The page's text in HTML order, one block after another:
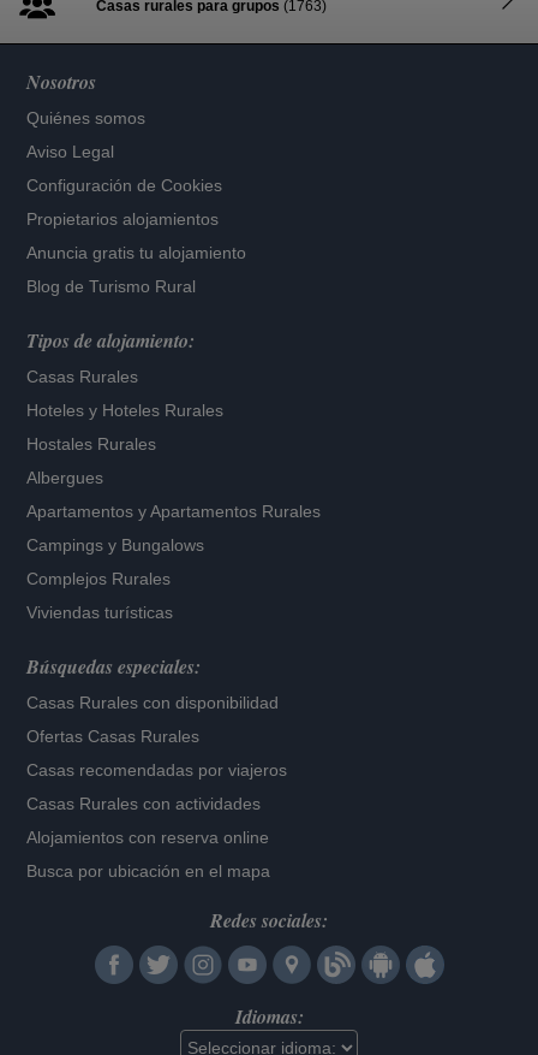
Casas rurales para grupos (1763)
Nosotros
Quiénes somos
Aviso Legal
Configuración de Cookies
Propietarios alojamientos
Anuncia gratis tu alojamiento
Blog de Turismo Rural
Tipos de alojamiento:
Casas Rurales
Hoteles y Hoteles Rurales
Hostales Rurales
Albergues
Apartamentos yApartamentos Rurales
Campings y Bungalows
Complejos Rurales
Viviendas turísticas
Búsquedas especiales:
Casas Rurales con disponibilidad
Ofertas Casas Rurales
Casas recomendadas por viajeros
Casas Rurales con actividades
Alojamientos con reserva online
Busca por ubicación en el mapa
Redes sociales:
Idiomas: